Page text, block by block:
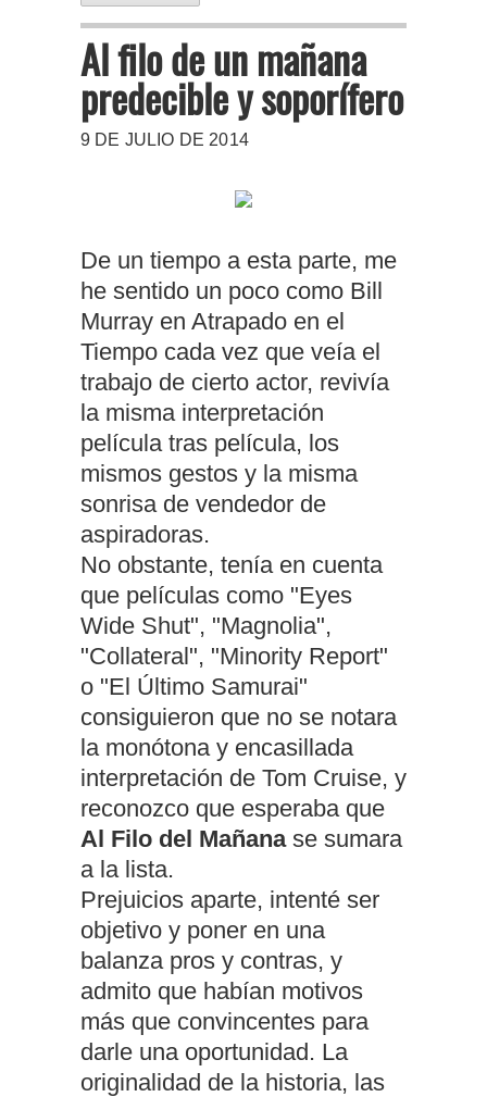
Al filo de un mañana
predecible y soporífero
9 DE JULIO DE 2014
De un tiempo a esta parte, me
he sentido un poco como Bill
Murray en Atrapado en el
Tiempo cada vez que veía el
trabajo de cierto actor, revivía
la misma interpretación
película tras película, los
mismos gestos y la misma
sonrisa de vendedor de
aspiradoras.
No obstante, tenía en cuenta
que películas como "Eyes
Wide Shut", "Magnolia",
"Collateral", "Minority Report"
o "El Último Samurai"
consiguieron que no se notara
la monótona y encasillada
interpretación de Tom Cruise, y
reconozco que esperaba que
Al Filo del Mañanase sumara
a la lista.
Prejuicios aparte, intenté ser
objetivo y poner en una
balanza pros y contras, y
admito que habían motivos
más que convincentes para
darle una oportunidad. La
originalidad de la historia, las